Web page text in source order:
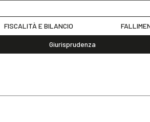
FISCALITÀ E BILANCIO
Giurisprudenza